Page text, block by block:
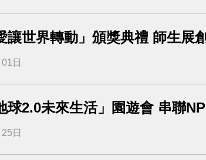
讓世界轉動」頒獎典禮 師生展
日
球2.0未來生活」園遊會 串聯
日